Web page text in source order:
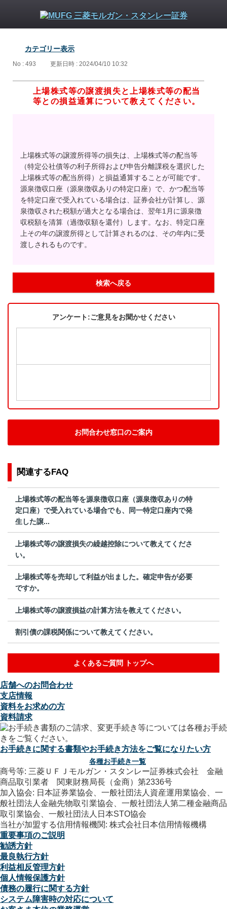
カテゴリー表示
No : 493 更新日時 : 2024/04/10 10:32
上場株式等の譲渡損失と上場株式等の配当
等との損益通算について教えてください。
上場株式等の譲渡所得等の損失は、上場株式等の配当等
（特定公社債等の利子所得および申告分離課税を選択した
上場株式等の配当所得）と損益通算することが可能です。
源泉徴収口座（源泉徴収ありの特定口座）で、かつ配当等
を特定口座で受入れている場合は、証券会社が計算し、源
泉徴収された税額が過大となる場合は、翌年1月に源泉徴
収税額を清算（過徴収額を還付）します。なお、特定口座
上その年の譲渡所得として計算されるのは、その年内に受
渡しされるものです。
検索へ戻る
アンケート:ご意見をお聞かせください
お問合わせ窓口のご案内
関連するFAQ
上場株式等の配当等を源泉徴収口座（源泉徴収ありの特
定口座）で受入れている場合でも、同一特定口座内で発
生した譲...
上場株式等の譲渡損失の繰越控除について教えてくださ
い。
上場株式等を売却して利益が出ました。確定申告が必要
ですか。
上場株式等の譲渡損益の計算方法を教えてください。
割引債の課税関係について教えてください。
よくあるご質問 トップへ
店舗へのお問合わせ
支店情報
資料をお求めの方
資料請求
お手続きに関する書類やお手続き方法をご覧になりたい方
各種お手続き一覧
商号等: 三菱ＵＦＪモルガン・スタンレー証券株式会社 金融
商品取引業者 関東財務局長（金商）第2336号
加入協会: 日本証券業協会、一般社団法人資産運用業協会、一
般社団法人金融先物取引業協会、一般社団法人第二種金融商品
取引業協会、一般社団法人日本STO協会
当社が加盟する信用情報機関: 株式会社日本信用情報機構
重要事項のご説明
勧誘方針
最良執行方針
利益相反管理方針
個人情報保護方針
債務の履行に関する方針
システム障害時の対応について